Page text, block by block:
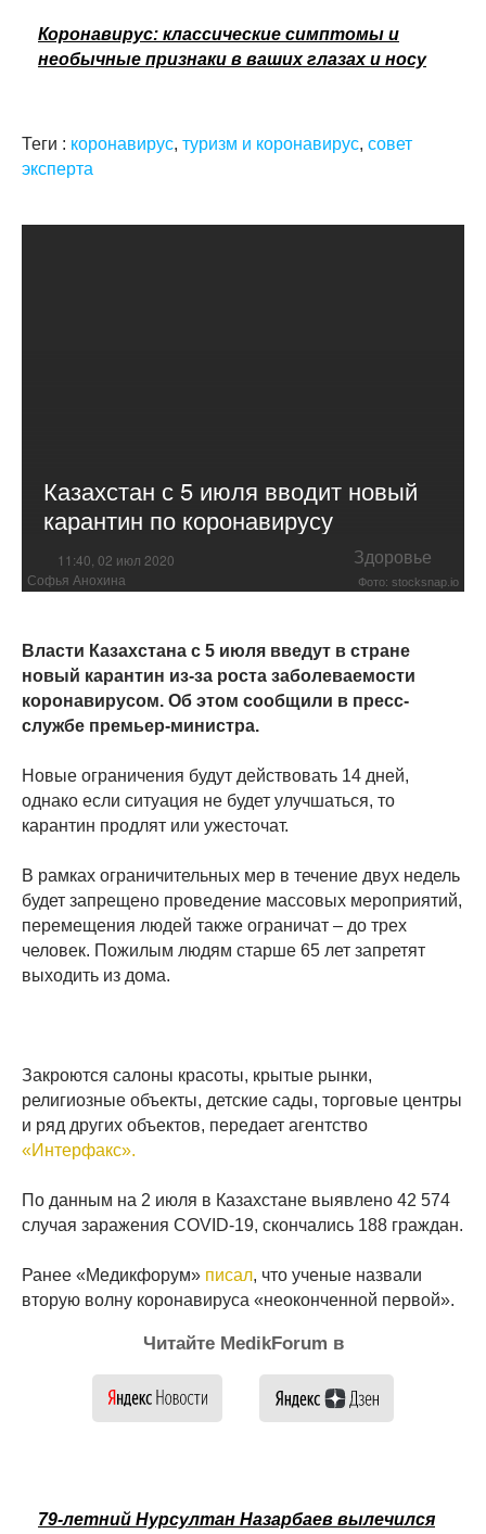
Коронавирус: классические симптомы и
необычные признаки в ваших глазах и носу
Теги : коронавирус, туризм и коронавирус, совет
эксперта
Казахстан с 5 июля вводит новый
карантин по коронавирусу
11:40, 02 июл 2020 Здоровье
Софья Анохина Фото: stocksnap.io
Власти Казахстана с 5 июля введут в стране
новый карантин из-за роста заболеваемости
коронавирусом. Об этом сообщили в пресс-
службе премьер-министра.
Новые ограничения будут действовать 14 дней,
однако если ситуация не будет улучшаться, то
карантин продлят или ужесточат.
В рамках ограничительных мер в течение двух недель
будет запрещено проведение массовых мероприятий,
перемещения людей также ограничат – до трех
человек. Пожилым людям старше 65 лет запретят
выходить из дома.
Закроются салоны красоты, крытые рынки,
религиозные объекты, детские сады, торговые центры
и ряд других объектов, передает агентство
«Интерфакс».
По данным на 2 июля в Казахстане выявлено 42 574
случая заражения COVID-19, скончались 188 граждан.
Ранее «Медикфорум» писал, что ученые назвали
вторую волну коронавируса «неоконченной первой».
Читайте MedikForum в
79-летний Нурсултан Назарбаев вылечился